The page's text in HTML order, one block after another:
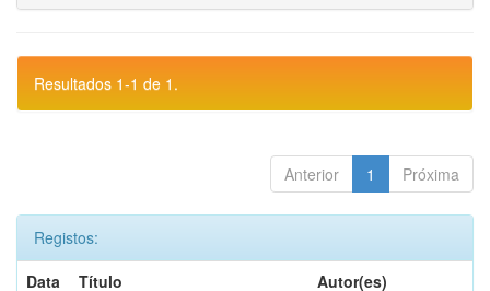
Resultados 1-1 de 1.
Anterior 1 Próxima
Registos:
Data
Título
Autor(es)